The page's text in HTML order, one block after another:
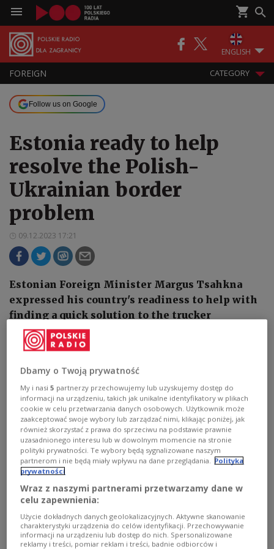
ENGLISH
FOREIGN CATEGORY
Follow us on Google
Estonia ready to help
resolve the Polish-
Ukrainian border
problem
09.12.2023 17:21
Estonian Foreign Minister Margus Tsahkna
expressed his country's readiness to help with
finding a quick solution to the trucker
blockades problem on the Polish-Ukrainian
border.
Margus Tsahkna
Ave Maria Mõistlik, CC BY-SA 4.0 via Wikimedia
Commons
Dbamy o Twoją prywatność
My i nasi5 partnerzy przechowujemy lub uzyskujemy dostęp do
informacji na urządzeniu, takich jak unikalne identyfikatory w plikach
cookie w celu przetwarzania danych osobowych. Użytkownik może
zaakceptować swoje wybory lub zarządzać nimi, klikając poniżej, jak
również skorzystać z prawa do sprzeciwu na podstawie prawnie
uzasadnionego interesu lub w dowolnym momencie na stronie
polityki prywatności. Te wybory będą sygnalizowane naszym
partnerom i nie będą miały wpływu na dane przeglądania.
Polityka
prywatności
Wraz z naszymi partnerami przetwarzamy dane w
celu zapewnienia:
Użycie dokładnych danych geolokalizacyjnych. Aktywne skanowanie
charakterystyki urządzenia do celów identyfikacji. Przechowywanie
informacji na urządzeniu lub dostęp do nich. Spersonalizowane
reklamy i treści, pomiar reklam i treści, badnie odbiorców i